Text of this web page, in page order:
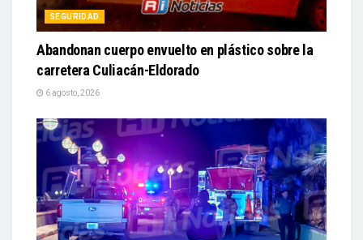
SEGURIDAD
Abandonan cuerpo envuelto en plástico sobre la
carretera Culiacán-Eldorado
6 agosto, 2026